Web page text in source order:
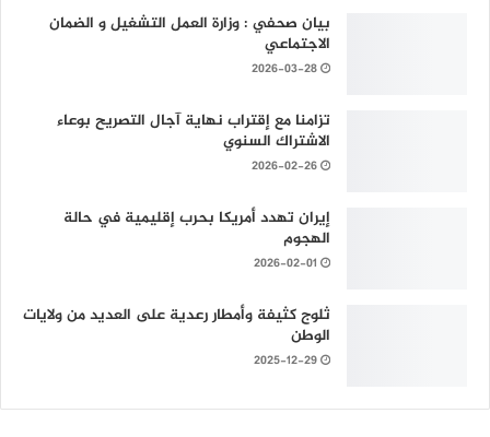
بيان صحفي : وزارة العمل التشغيل و الضمان
الاجتماعي
2026-03-28
تزامنا مع إقتراب نهاية آجال التصريح بوعاء
الاشتراك السنوي
2026-02-26
إيران تهدد أمريكا بحرب إقليمية في حالة
الهجوم
2026-02-01
ثلوج كثيفة وأمطار رعدية على العديد من ولايات
الوطن
2025-12-29